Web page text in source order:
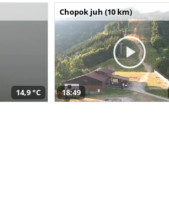
14,9 °C
Chopok juh (10 km)
18:49